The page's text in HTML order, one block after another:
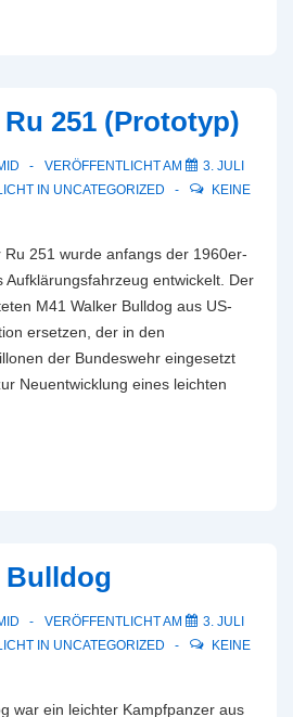
251 (Prototyp)
VERÖFFENTLICHT AM
3. JULI
IN UNCATEGORIZED
KEINE
251 wurde anfangs der 1960er-
Aufklärungsfahrzeug entwickelt. Der
M41 Walker Bulldog aus US-
ersetzen, der in den
der Bundeswehr eingesetzt
Neuentwicklung eines leichten
Bulldog
VERÖFFENTLICHT AM
3. JULI
IN UNCATEGORIZED
KEINE
war ein leichter Kampfpanzer aus